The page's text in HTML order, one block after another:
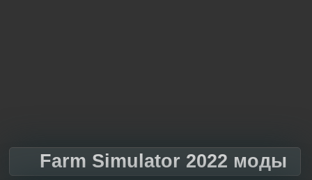
Farm Simulator 2022 моды